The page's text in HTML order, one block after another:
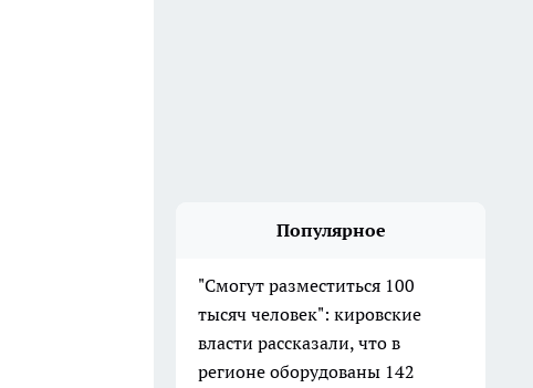
Популярное
"Смогут разместиться 100
тысяч человек": кировские
власти рассказали, что в
регионе оборудованы 142